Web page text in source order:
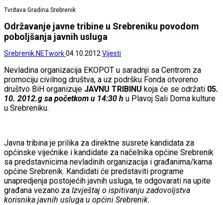
Tvrđava Gradina Srebrenik
Održavanje javne tribine u Srebreniku povodom
poboljšanja javnih usluga
Srebrenik.NETwork04.10.2012 Vijesti
Nevladina organizacija EKOPOT u saradnji sa Centrom za
promociju civilnog društva, a uz podršku Fonda otvoreno
društvo BiH organizuje JAVNU TRIBINU koja će se održati 05.
10. 2012.g sa početkom u 14:30 h u Plavoj Sali Doma kulture
u Srebreniku.
Javna tribina je prilika za direktne susrete kandidata za
općinske vijećnike i kandidate za načelnika općine Srebrenik
sa predstavnicima nevladinih organizacija i građanima/kama
općine Srebrenik. Kandidati će predstaviti programe
unapredjenja postojećih javnih usluga, te odgovarati na upite
građana vezano za Izvještaj o ispitivanju zadovoljstva
korisnika javnih usluga u općini Srebrenik.